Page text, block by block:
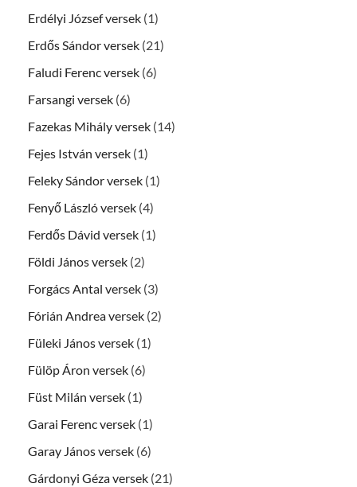
Erdélyi József versek (1)
Erdős Sándor versek (21)
Faludi Ferenc versek (6)
Farsangi versek (6)
Fazekas Mihály versek (14)
Fejes István versek (1)
Feleky Sándor versek (1)
Fenyő László versek (4)
Ferdős Dávid versek (1)
Földi János versek (2)
Forgács Antal versek (3)
Fórián Andrea versek (2)
Füleki János versek (1)
Fülöp Áron versek (6)
Füst Milán versek (1)
Garai Ferenc versek (1)
Garay János versek (6)
Gárdonyi Géza versek (21)